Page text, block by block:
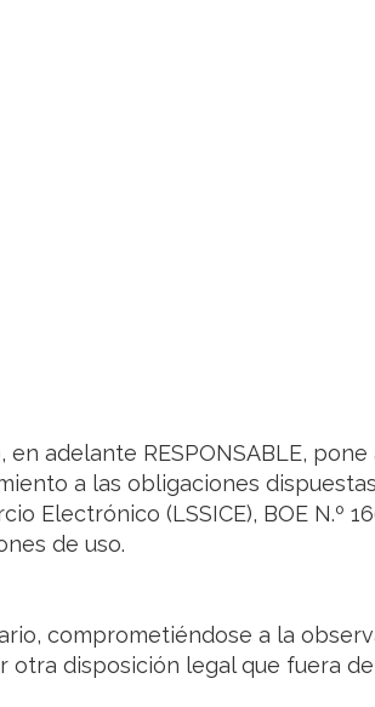
en adelante RESPONSABLE,
a las obligaciones
Electrónico (LSSICE), BOE N.º
de uso.
comprometiéndose a la
otra disposición legal que fuera